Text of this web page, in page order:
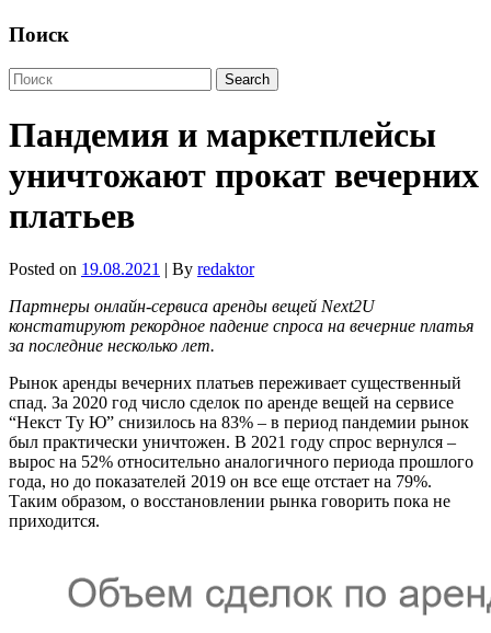
Поиск
Пандемия и маркетплейсы
уничтожают прокат вечерних
платьев
Posted on 19.08.2021 | By redaktor
Партнеры онлайн-сервиса аренды вещей Next2U
констатируют рекордное падение спроса на вечерние платья
за последние несколько лет.
Рынок аренды вечерних платьев переживает существенный
спад. За 2020 год число сделок по аренде вещей на сервисе
“Некст Ту Ю” снизилось на 83% – в период пандемии рынок
был практически уничтожен. В 2021 году спрос вернулся –
вырос на 52% относительно аналогичного периода прошлого
года, но до показателей 2019 он все еще отстает на 79%.
Таким образом, о восстановлении рынка говорить пока не
приходится.